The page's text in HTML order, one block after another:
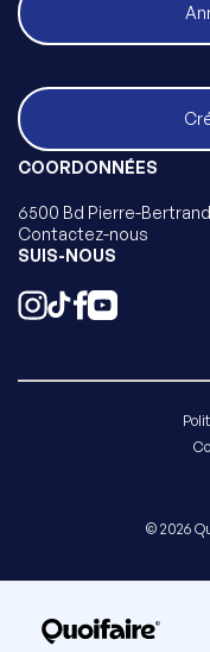
COORDONNÉES
6500 Bd Pierre-
Contactez-nous
SUIS-NOUS
© 2026